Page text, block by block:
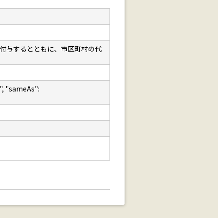
与するとともに、市区町村の代
"sameAs":